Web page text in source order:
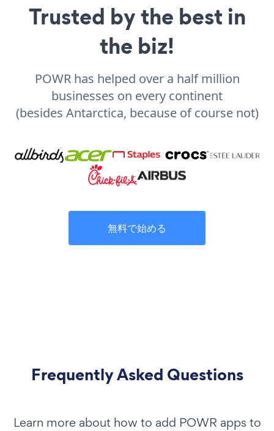
Trusted by the best in
the biz!
POWR has helped over a half million
businesses on every continent
(besides Antarctica, because of course not)
無料で始める
Frequently Asked Questions
Learn more about how to add POWR apps to